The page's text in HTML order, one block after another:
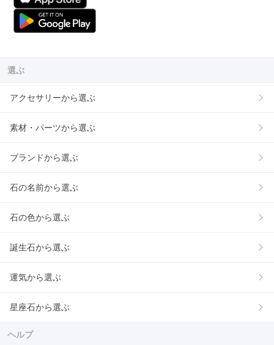
選ぶ
アクセサリーから選ぶ
素材・パーツから選ぶ
ブランドから選ぶ
石の名前から選ぶ
石の色から選ぶ
誕生石から選ぶ
運気から選ぶ
星座石から選ぶ
ヘルプ